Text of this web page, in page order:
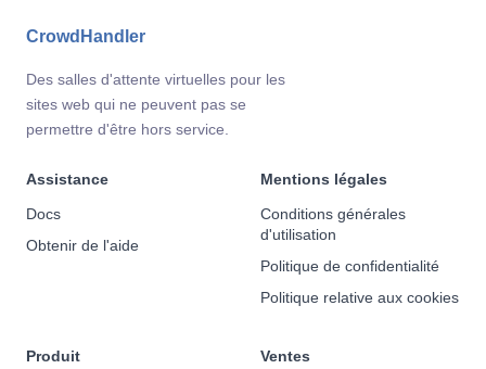
CrowdHandler
Des salles d'attente virtuelles pour les
sites web qui ne peuvent pas se
permettre d'être hors service.
Assistance
Docs
Obtenir de l'aide
Mentions légales
Conditions générales
d'utilisation
Politique de confidentialité
Politique relative aux cookies
Produit Ventes